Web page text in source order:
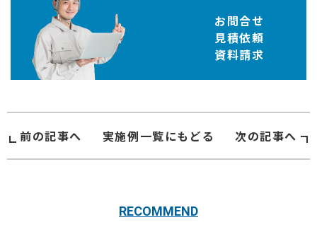
お問合せ
見積依頼
資料請求
前の記事へ 実施例一覧にもどる 次の記事へ
RECOMMEND